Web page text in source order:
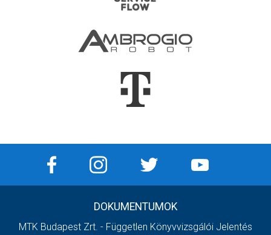
DOKUMENTUMOK
MTK Budapest Zrt. - Független Könyvvizsgálói Jelentés